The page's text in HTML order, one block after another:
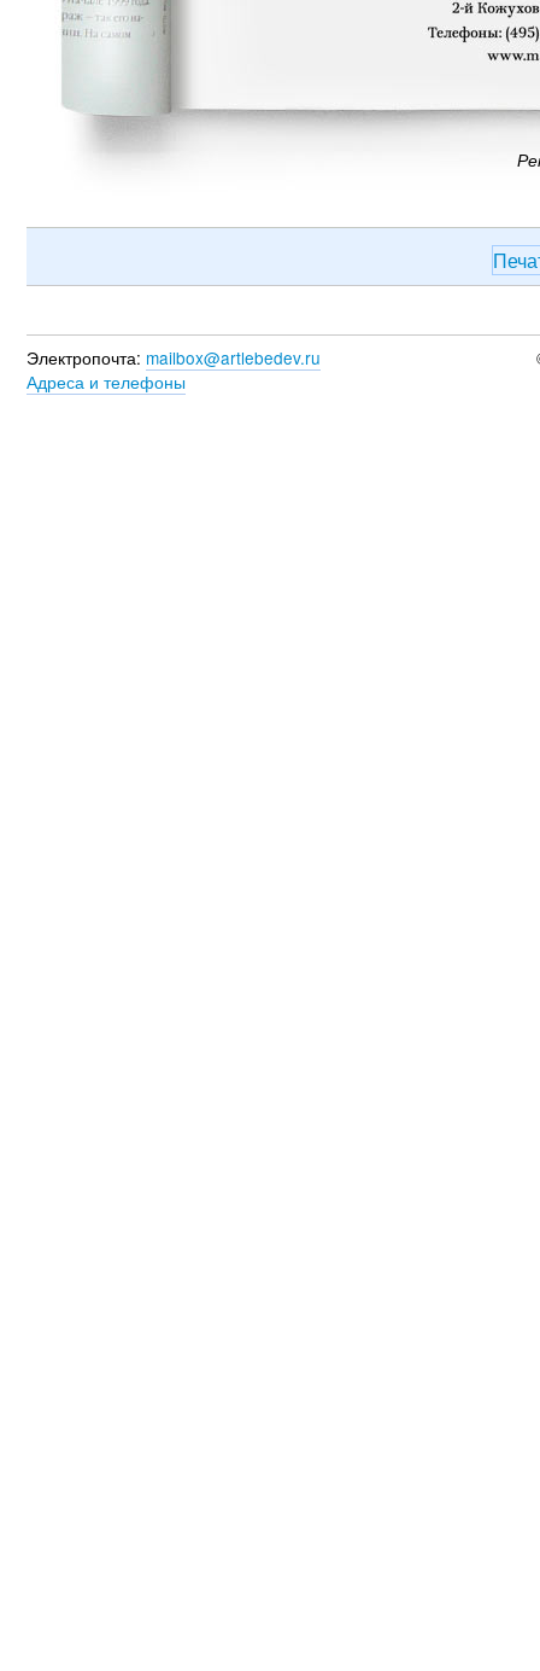
Электропочта: mailbox@artlebedev.ru
Адреса и телефоны